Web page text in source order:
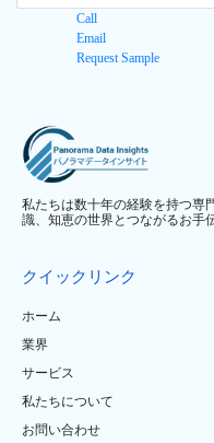
Call
Email
Request Sample
私たちは数十年の経験を持つ専
識、知恵の世界とつながるお手
クイックリンク
ホーム
業界
サービス
私たちについて
お問い合わせ